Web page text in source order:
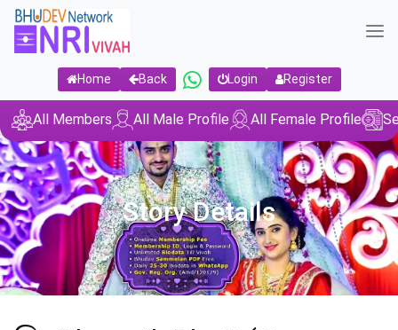
Home Back Login Register
All Members All Male Profile All Female Profile
Story Details